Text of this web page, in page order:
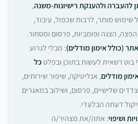
להעברה ולהענקת רישיונות-משנה,
שימוש מותר, לרבות שכפול, עיבוד,
הפצה, הצגה ופומביות, פרסום ומסחור.
(כולל אימון מודלים): מבלי לגרוע
רשאית לעשות בתוכן ובפלט כל
מודלים, אנליטיקה, שיפור שירותים,
שלישיים, פרסום, ושילוב במאגרים
דעתה הבלעדי.
ושיפוי: אתה/את מצהיר/ה